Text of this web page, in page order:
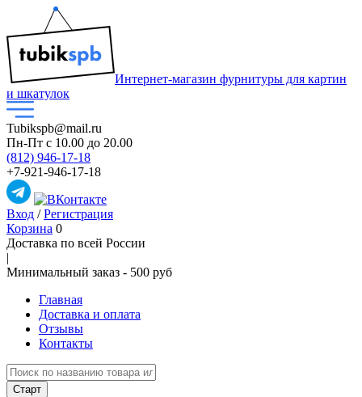
Интернет-магазин фурнитуры для картин
и шкатулок
Tubikspb@mail.ru
Пн-Пт с 10.00 до 20.00
(812) 946-17-18
+7-921-946-17-18
Вход /Регистрация
Корзина 0
Доставка по всей России
|
Минимальный закaз - 500 руб
Главная
Доставка и оплата
Отзывы
Контакты